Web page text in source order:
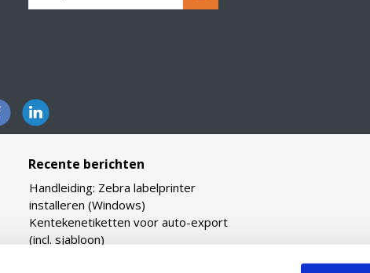
Recente berichten
Handleiding: Zebra labelprinter
installeren (Windows)
Kentekenetiketten voor auto-export
(incl. sjabloon)